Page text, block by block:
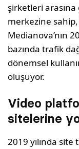
şirketleri arasına
merkezine
Medianova’nın
bazında trafik
dönemsel
oluşuyor.
Video
sitelerine
2019 yılında